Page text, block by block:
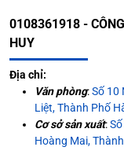
0108361918 -
HUY
Địa chỉ:
Văn phòng:Số 10
Liệt, Thành Phố
Cơ sở sản xuất:
Hoàng Mai,